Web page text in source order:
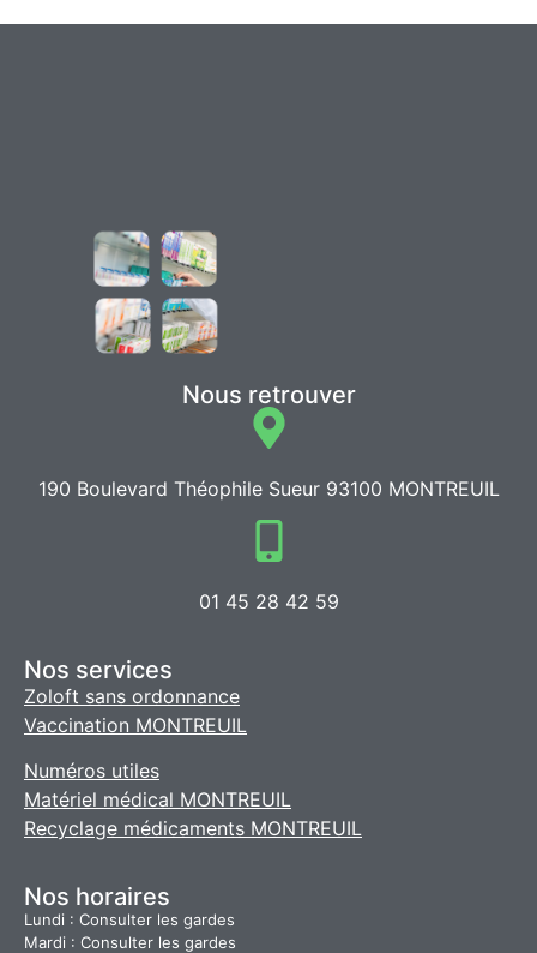
Nous retrouver
190 Boulevard Théophile Sueur 93100 MONTREUIL
01 45 28 42 59
Nos services
Zoloft sans ordonnance
Vaccination MONTREUIL
Numéros utiles
Matériel médical MONTREUIL
Recyclage médicaments MONTREUIL
Nos horaires
Lundi : Consulter les gardes
Mardi : Consulter les gardes